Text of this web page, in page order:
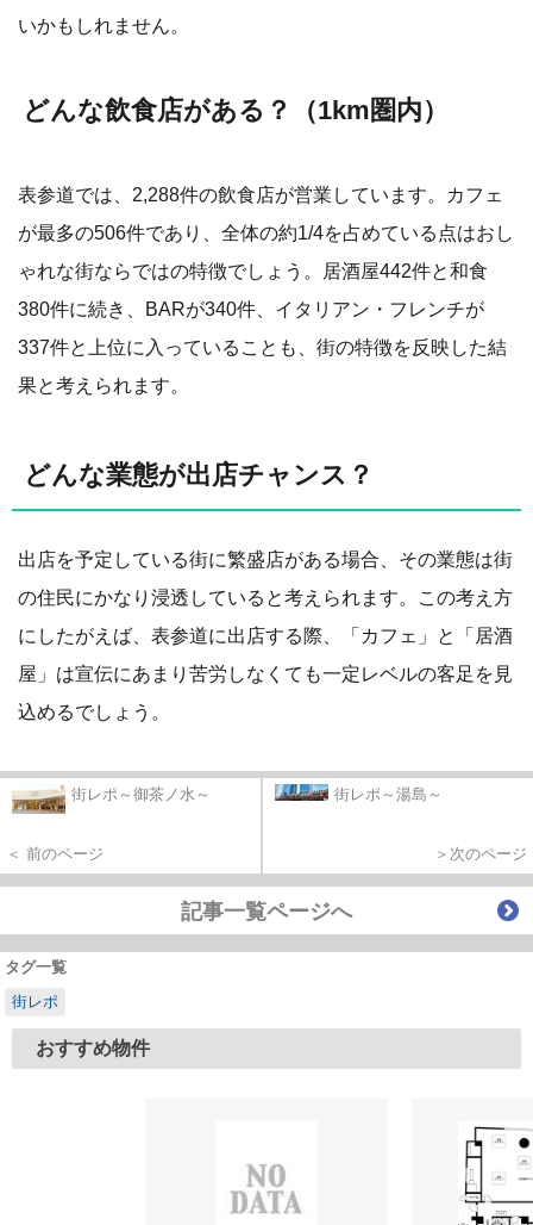
いかもしれません。
どんな飲食店がある？（1km圏内）
表参道では、2,288件の飲食店が営業しています。カフェ
が最多の506件であり、全体の約1/4を占めている点はおし
ゃれな街ならではの特徴でしょう。居酒屋442件と和食
380件に続き、BARが340件、イタリアン・フレンチが
337件と上位に入っていることも、街の特徴を反映した結
果と考えられます。
どんな業態が出店チャンス？
出店を予定している街に繁盛店がある場合、その業態は街
の住民にかなり浸透していると考えられます。この考え方
にしたがえば、表参道に出店する際、「カフェ」と「居酒
屋」は宣伝にあまり苦労しなくても一定レベルの客足を見
込めるでしょう。
街レポ～御茶ノ水～
＜ 前のページ
街レポ～湯島～
＞次のページ
記事一覧ページへ
タグ一覧
街レポ
おすすめ物件